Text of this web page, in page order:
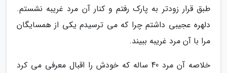
طبق قرار زودتر به پارک رفتم و کنار آن مرد غریبه نشستم.
دلهره عجیبی داشتم چرا که می ترسیدم یکی از همسایگان
مرا با آن مرد غریبه ببیند.
خلاصه آن مرد 40 ساله که خودش را اقبال معرفی می کرد